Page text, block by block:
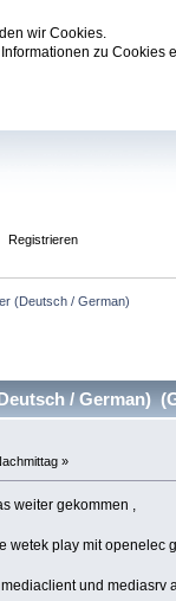
wir Cookies.
zu Cookies
Registrieren
(Deutsch / German)
/ German)
»
weiter gekommen ,
wetek play mit
und mediasrv